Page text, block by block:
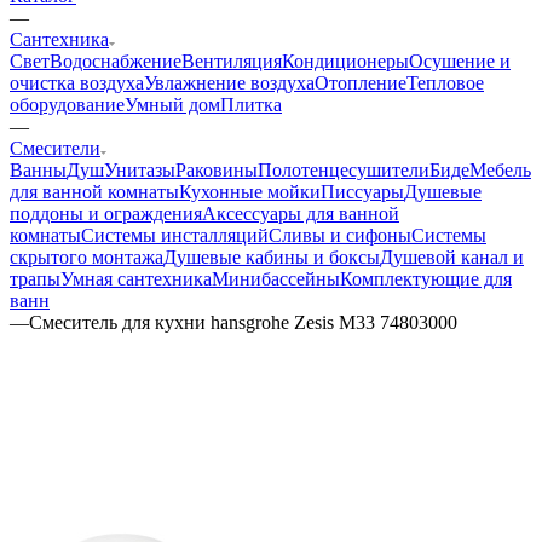
—
Сантехника
СветВодоснабжениеВентиляцияКондиционерыОсушение и
очистка воздухаУвлажнение воздухаОтоплениеТепловое
оборудованиеУмный домПлитка
—
Смесители
ВанныДушУнитазыРаковиныПолотенцесушителиБидеМебель
для ванной комнатыКухонные мойкиПиссуарыДушевые
поддоны и огражденияАксессуары для ванной
комнатыСистемы инсталляцийСливы и сифоныСистемы
скрытого монтажаДушевые кабины и боксыДушевой канал и
трапыУмная сантехникаМинибассейныКомплектующие для
ванн
—Смеситель для кухни hansgrohe Zesis M33 74803000